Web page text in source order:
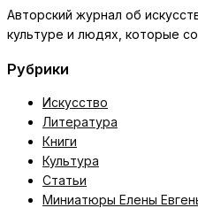
Авторский журнал об
культуре и людях, которые
Рубрики
Искусство
Литература
Книги
Культура
Статьи
Миниатюры Елены